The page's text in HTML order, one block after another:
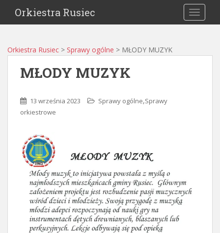
Orkiestra Rusiec
Orkiestra Rusiec > Sprawy ogólne > MŁODY MUZYK
MŁODY MUZYK
13 września 2023 Sprawy ogólne,Sprawy
orkiestrowe